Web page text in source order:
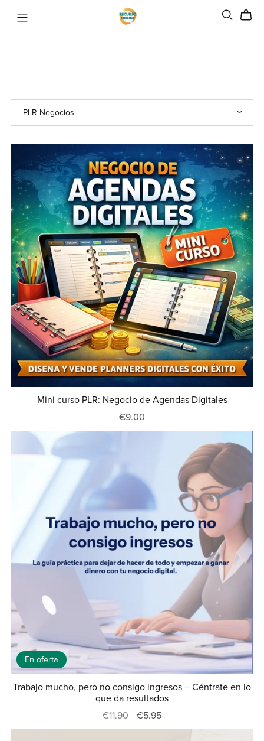
Mini curso PLR: Negocio de Agendas Digitales
€9.00
En oferta
Trabajo mucho, pero no consigo ingresos – Céntrate en lo
que da resultados
€11.90 €5.95